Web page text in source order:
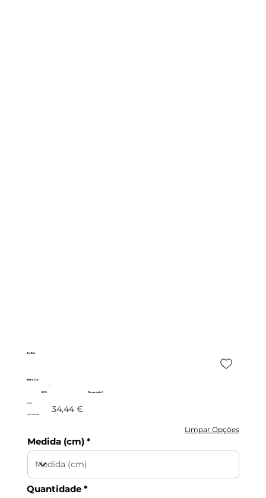
Eva New
Banhoazis
Promoção!
-20%
27,55 € 34,44 €
c/IVA incluído
Limpar Opções
Medida (cm)
Quantidade